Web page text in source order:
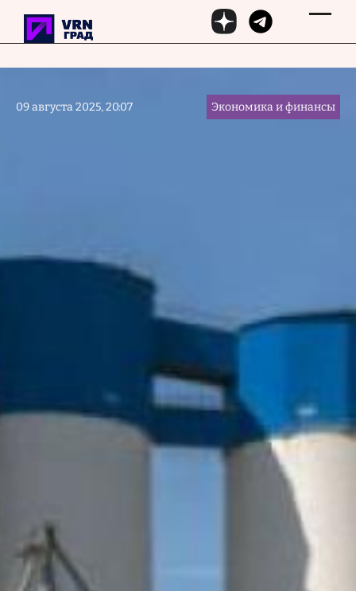
Перейти к основному содержанию
09 августа 2025, 20:07 Экономика и финансы